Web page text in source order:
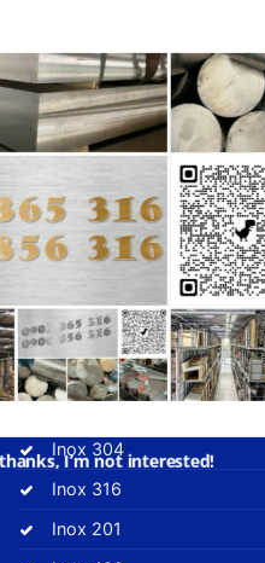
Địa chỉ: 133/14/5 Bình
TP HCM
Cửa hàng: 145D Bình
TP HCM.
Chi nhánh phía Bắc: Ninh
Hotline:0903 365 316
Email:
https://
DANH MỤC HÀNG HÓA
Inox 304
Inox 316
Inox 201